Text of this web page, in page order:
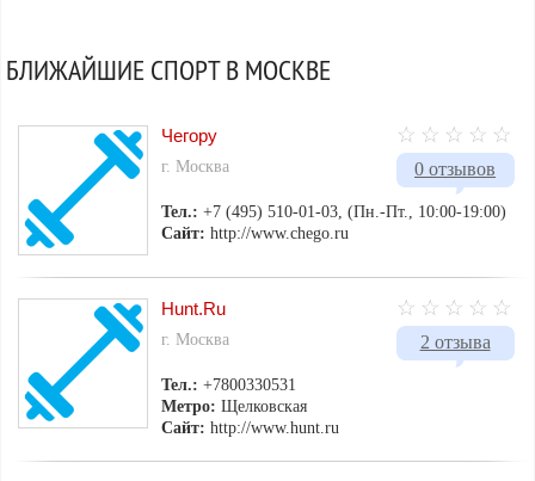
БЛИЖАЙШИЕ СПОРТ В МОСКВЕ
0 отзывов
Чегору
г. Москва
Тел.:+7 (495) 510-01-03, (Пн.-Пт., 10:00-19:00)
Сайт: http://www.chego.ru
2 отзыва
Hunt.Ru
г. Москва
Тел.:+7800330531
Метро:Щелковская
Сайт: http://www.hunt.ru